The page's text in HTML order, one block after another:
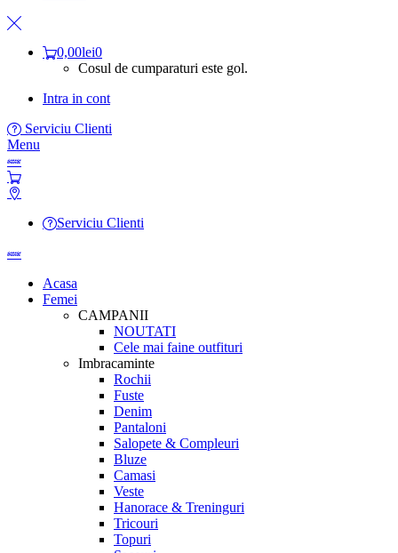
0,00lei0
Cosul de cumparaturi este gol.
Intra in cont
Serviciu Clienti
Menu
Serviciu Clienti
Acasa
Femei
CAMPANII
NOUTATI
Cele mai faine outfituri
Imbracaminte
Rochii
Fuste
Denim
Pantaloni
Salopete & Compleuri
Bluze
Camasi
Veste
Hanorace & Treninguri
Tricouri
Topuri